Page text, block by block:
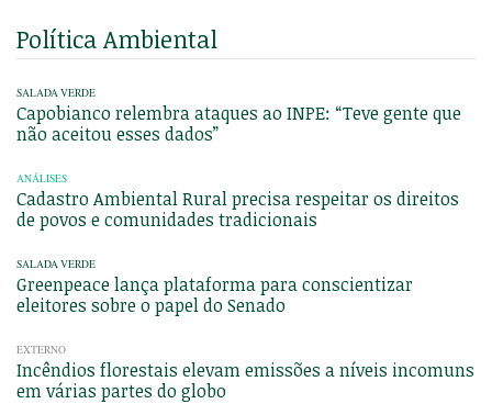
Política Ambiental
SALADA VERDE
Capobianco relembra ataques ao INPE: “Teve gente que
não aceitou esses dados”
ANÁLISES
Cadastro Ambiental Rural precisa respeitar os direitos
de povos e comunidades tradicionais
SALADA VERDE
Greenpeace lança plataforma para conscientizar
eleitores sobre o papel do Senado
EXTERNO
Incêndios florestais elevam emissões a níveis incomuns
em várias partes do globo